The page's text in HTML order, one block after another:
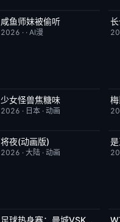
完结
咸鱼师妹被偷听
2026 · ·AI漫
更新至第06集
少女怪兽焦糖味
2026 · 日本 ·动画
更新至第17集
将夜(动画版)
2026 ·大陆 ·动画
今日更新 8.0足球热身赛：曼城VSK联赛全明星20260805